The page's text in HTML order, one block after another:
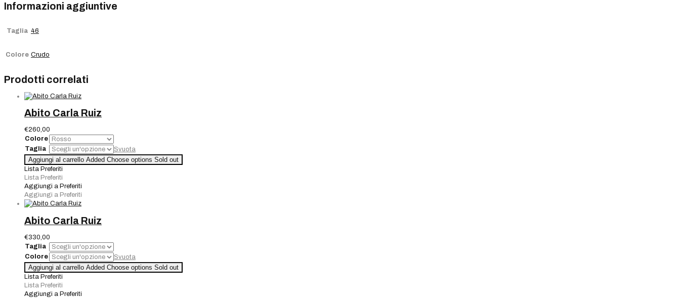
Informazioni aggiuntive
Taglia 46
Colore Crudo
Prodotti correlati
Abito Carla Ruiz
€260,00
Colore
Taglia
Svuota
Abito
Carla
Ruiz
quantità
Aggiungi al carrello Added Choose options Sold out
Lista Preferiti
Lista Preferiti
Aggiungi a Preferiti
Aggiungi a Preferiti
Abito Carla Ruiz
€330,00
Taglia
Colore
Svuota
Abito
Carla
Ruiz
quantità
Aggiungi al carrello Added Choose options Sold out
Lista Preferiti
Lista Preferiti
Aggiungi a Preferiti